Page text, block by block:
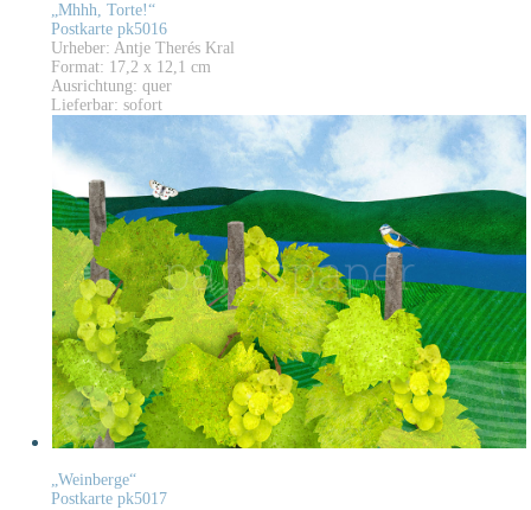
„Mhhh, Torte!“
Postkarte pk5016
Urheber: Antje Therés Kral
Format: 17,2 x 12,1 cm
Ausrichtung: quer
Lieferbar: sofort
„Weinberge“
Postkarte pk5017